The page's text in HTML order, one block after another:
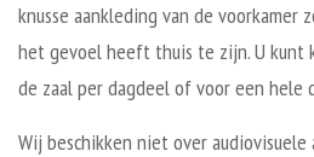
knusse aankleding van de voorkamer
het gevoel heeft thuis te zijn. U kunt
de zaal per dagdeel of voor een hele
Wij beschikken niet over audiovisuele